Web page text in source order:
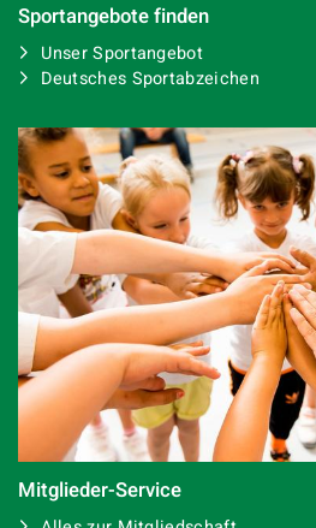
Sportangebote finden
Unser Sportangebot
Deutsches Sportabzeichen
Mitglieder-Service